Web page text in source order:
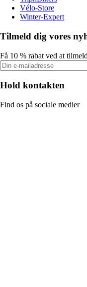
Vélo-Store
Winter-Expert
Tilmeld dig vores
Få 10 % rabat ved at
Hold kontakten
Find os på sociale medier